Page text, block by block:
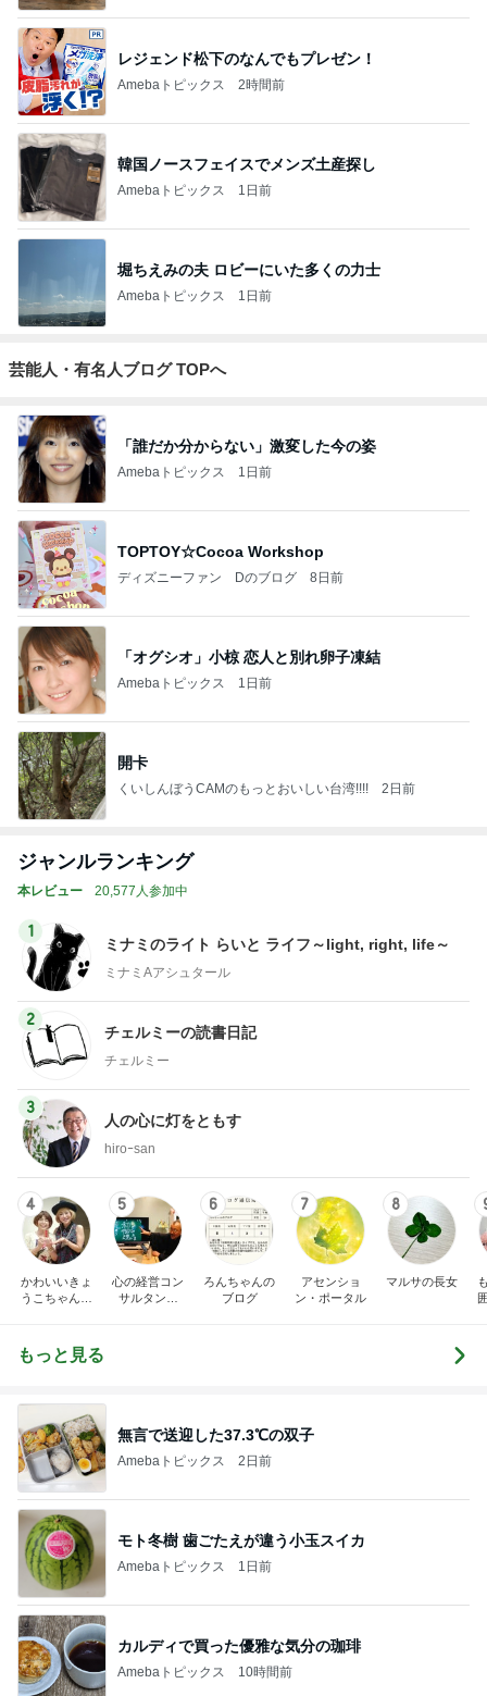
レジェンド松下のなんでもプレゼン！
Amebaトピックス 2時間前
韓国ノースフェイスでメンズ土産探し
Amebaトピックス 1日前
堀ちえみの夫 ロビーにいた多くの力士
Amebaトピックス 1日前
芸能人・有名人ブログ TOPへ
「誰だか分からない」激変した今の姿
Amebaトピックス 1日前
TOPTOY☆Cocoa Workshop
ディズニーファン Dのブログ 8日前
「オグシオ」小椋 恋人と別れ卵子凍結
Amebaトピックス 1日前
開卡
くいしんぼうCAMのもっとおいしい台湾!!!! 2日前
ジャンルランキング
本レビュー 20,577人参加中
1
ミナミのライト らいと ライフ～light, right, life～
ミナミAアシュタール
2
チェルミーの読書日記
チェルミー
3
人の心に灯をともす
hiroｰsan
4
かわいいきょ
うこちゃんブ
5
心の経営コン
サルタント
6
ろんちゃんの
ブログ
7
アセンショ
ン・ポータル
8
マルサの長女
もっと見る
無言で送迎した37.3℃の双子
Amebaトピックス 2日前
モト冬樹 歯ごたえが違う小玉スイカ
Amebaトピックス 1日前
カルディで買った優雅な気分の珈琲
Amebaトピックス 10時間前